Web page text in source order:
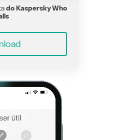
do Kaspersky Who